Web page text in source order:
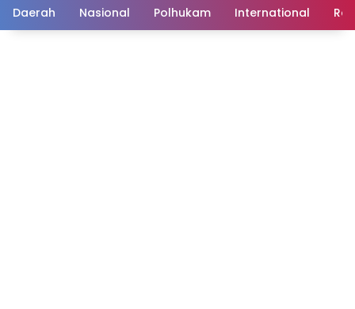
Daerah Nasional Polhukam International